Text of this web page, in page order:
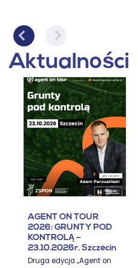
Aktualności
AGENT ON TOUR
2026: GRUNTY POD
KONTROLĄ –
23.10.2026r. Szczecin
Druga edycja „Agent on